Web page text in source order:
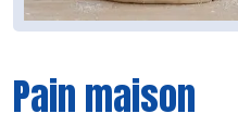
Pain maison